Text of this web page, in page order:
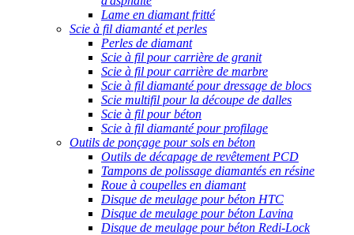
Lame en diamant fritté
Scie à fil diamanté et perles
Perles de diamant
Scie à fil pour carrière de granit
Scie à fil pour carrière de marbre
Scie à fil diamanté pour dressage de blocs
Scie multifil pour la découpe de dalles
Scie à fil pour béton
Scie à fil diamanté pour profilage
Outils de ponçage pour sols en béton
Outils de décapage de revêtement PCD
Tampons de polissage diamantés en résine
Roue à coupelles en diamant
Disque de meulage pour béton HTC
Disque de meulage pour béton Lavina
Disque de meulage pour béton Redi-Lock